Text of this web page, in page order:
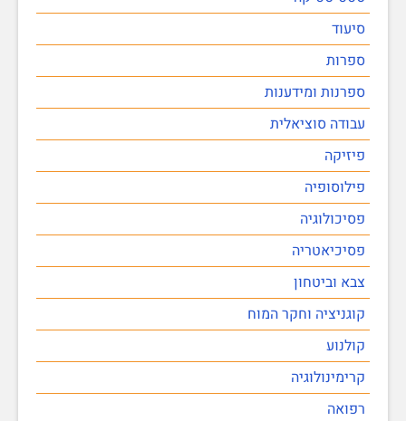
סיעוד
ספרות
ספרנות ומידענות
עבודה סוציאלית
פיזיקה
פילוסופיה
פסיכולוגיה
פסיכיאטריה
צבא וביטחון
קוגניציה וחקר המוח
קולנוע
קרימינולוגיה
רפואה